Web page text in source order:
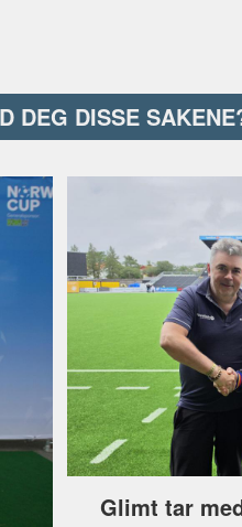
DEG DISSE
Glimt tar